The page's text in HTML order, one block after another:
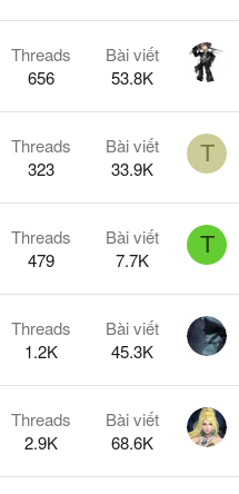
Threads
656
Bài viết
53.8K
Threads
323
Bài viết
33.9K
T
Threads
479
Bài viết
7.7K
T
Threads
1.2K
Bài viết
45.3K
Threads
2.9K
Bài viết
68.6K